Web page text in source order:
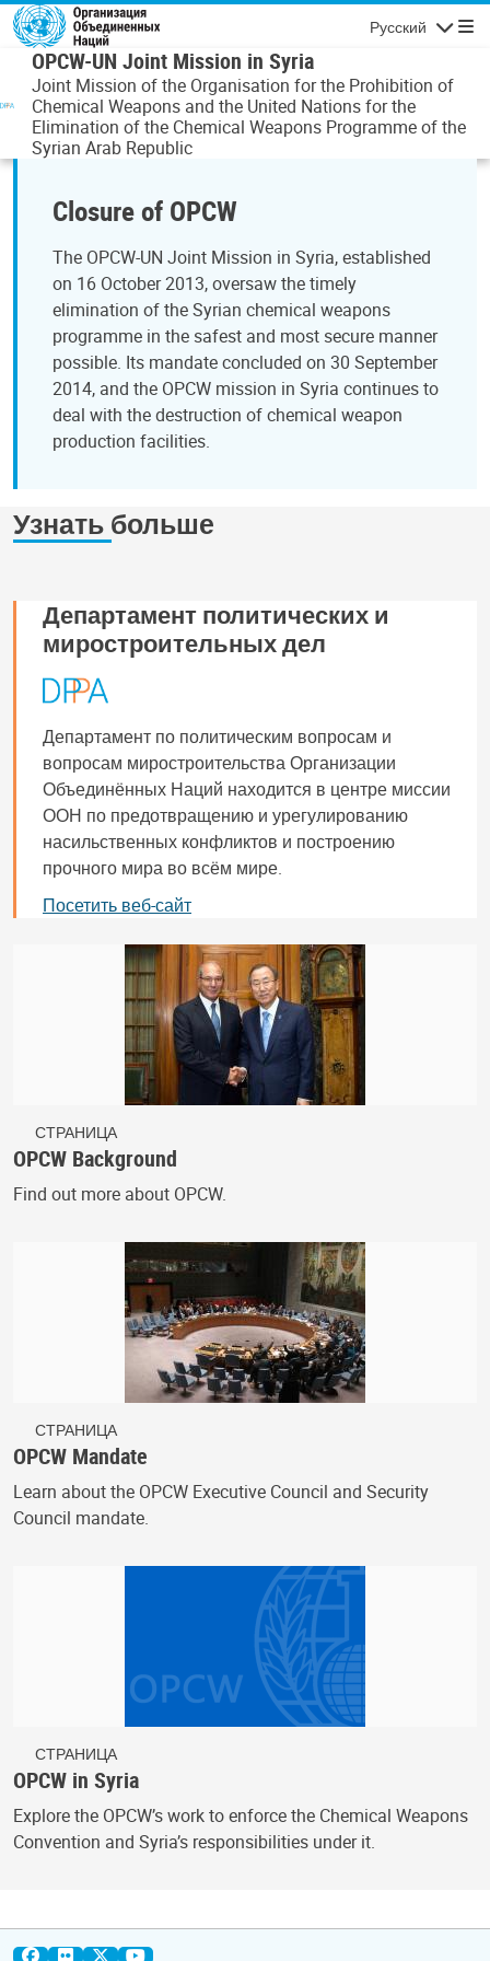
Перейти к основному содержанию
Русский
OPCW-UN Joint Mission in Syria
Joint Mission of the Organisation for the Prohibition of
Chemical Weapons and the United Nations for the
Elimination of the Chemical Weapons Programme of the
Syrian Arab Republic
Closure of OPCW
The OPCW-UN Joint Mission in Syria, established
on 16 October 2013, oversaw the timely
elimination of the Syrian chemical weapons
programme in the safest and most secure manner
possible. Its mandate concluded on 30 September
2014, and the OPCW mission in Syria continues to
deal with the destruction of chemical weapon
production facilities.
Узнать больше
Департамент политических и
миростроительных дел
Департамент по политическим вопросам и
вопросам миростроительства Организации
Объединённых Наций находится в центре миссии
ООН по предотвращению и урегулированию
насильственных конфликтов и построению
прочного мира во всём мире.
Посетить веб-сайт
СТРАНИЦА
OPCW Background
Find out more about OPCW.
СТРАНИЦА
OPCW Mandate
Learn about the OPCW Executive Council and Security
Council mandate.
СТРАНИЦА
OPCW in Syria
Explore the OPCW’s work to enforce the Chemical Weapons
Convention and Syria’s responsibilities under it.